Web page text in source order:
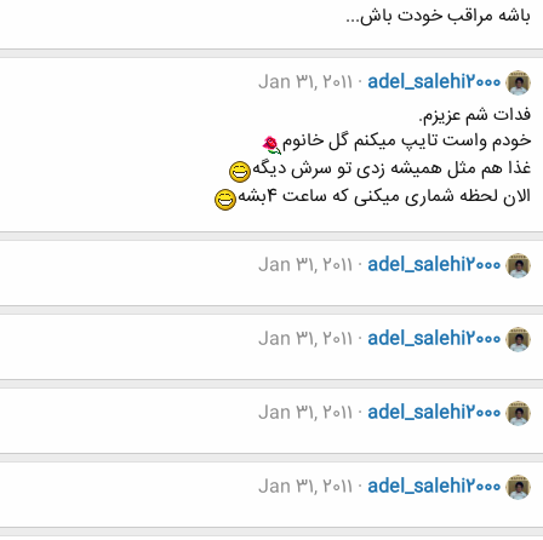
باشه مراقب خودت باش...
adel_salehi2000
Jan 31, 2011
فدات شم عزیزم.
خودم واست تایپ میکنم گل خانوم
غذا هم مثل همیشه زدی تو سرش دیگه
الان لحظه شماری میکنی که ساعت 4بشه
adel_salehi2000
Jan 31, 2011
adel_salehi2000
Jan 31, 2011
adel_salehi2000
Jan 31, 2011
adel_salehi2000
Jan 31, 2011